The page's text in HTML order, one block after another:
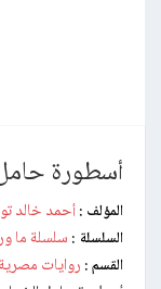
أسطورة حامل
المؤلف : أحمد خالد
السلسلة : سلسلة ما
القسم : روايات